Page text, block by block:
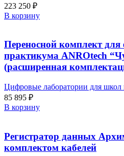
223 250 ₽
В корзину
Переносной комплект для
практикума ANROtech
(расширенная
Цифровые лаборатории для
85 895 ₽
В корзину
Регистратор данных
комплектом кабелей